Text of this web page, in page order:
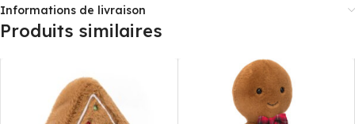
Informations de livraison
Produits similaires